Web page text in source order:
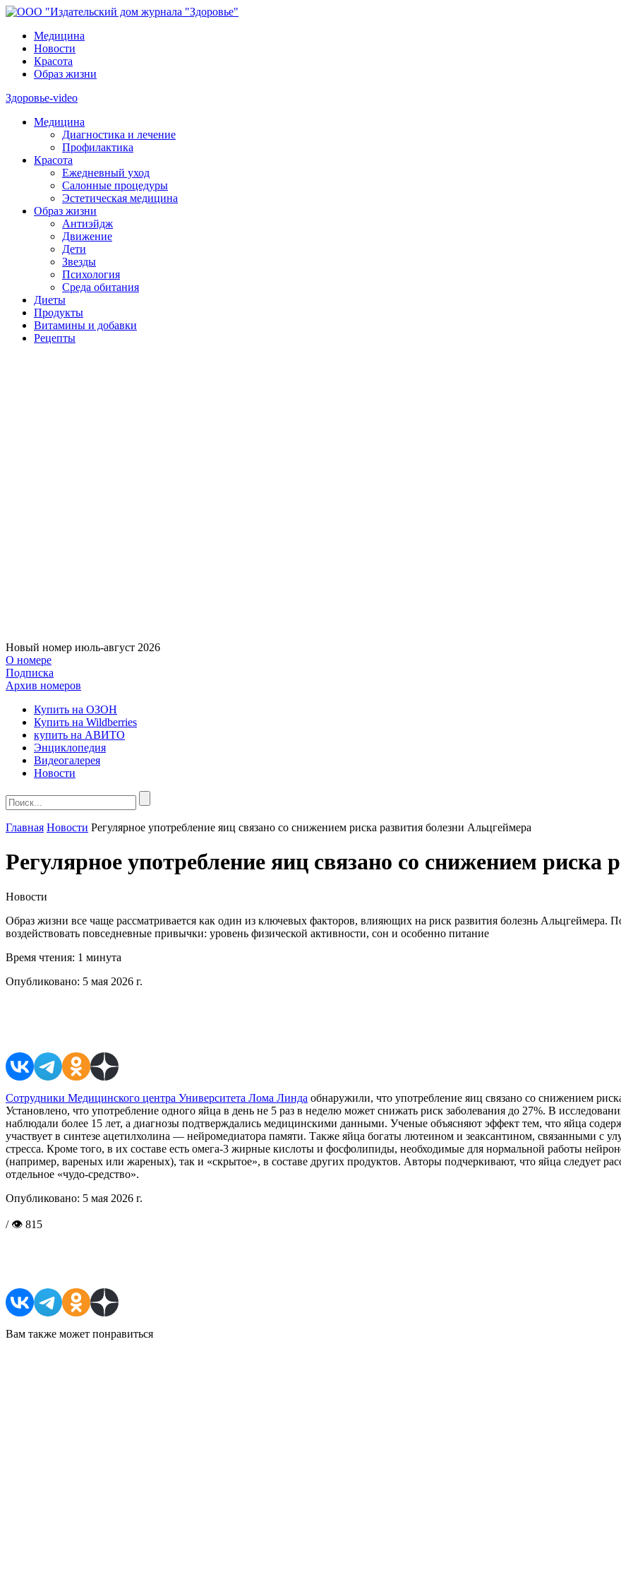
Медицина
Новости
Красота
Образ жизни
Здоровье-video
Медицина
Диагностика и лечение
Профилактика
Красота
Ежедневный уход
Салонные процедуры
Эстетическая медицина
Образ жизни
Антиэйдж
Движение
Дети
Звезды
Психология
Среда обитания
Диеты
Продукты
Витамины и добавки
Рецепты
Новый номер июль-август 2026
О номере
Подписка
Архив номеров
Купить на ОЗОН
Купить на Wildberries
купить на АВИТО
Энциклопедия
Видеогалерея
Новости
Главная Новости Регулярное употребление яиц связано со снижением риска развития болезни Альцгеймера
Регулярное употребление яиц связано со снижением риска
Новости
Образ жизни все чаще рассматривается как один из ключевых факторов, влияющих на риск развития болезнь Альцгеймера.
воздействовать повседневные привычки: уровень физической активности, сон и особенно питание
Время чтения: 1 минута
Опубликовано: 5 мая 2026 г.
Сотрудники Медицинского центра Университета Лома Линда обнаружили, что употребление яиц связано со снижением
Установлено, что употребление одного яйца в день не 5 раз в неделю может снижать риск заболевания до 27%. В
наблюдали более 15 лет, а диагнозы подтверждались медицинскими данными. Ученые объясняют эффект тем, что яйца
участвует в синтезе ацетилхолина — нейромедиатора памяти. Также яйца богаты лютеином и зеаксантином, связанными
стресса. Кроме того, в их составе есть омега-3 жирные кислоты и фосфолипиды, необходимые для нормальной работы
(например, вареных или жареных), так и «скрытое», в составе других продуктов. Авторы подчеркивают, что яйца следует
отдельное «чудо-средство».
Опубликовано: 5 мая 2026 г.
/ 👁 815
Вам также может понравиться